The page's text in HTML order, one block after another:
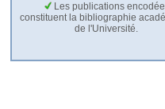
Les publications
constituent la bibliographie
de l'Université.